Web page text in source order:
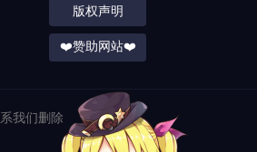
版权声明
❤️赞助网站❤️
我们删除